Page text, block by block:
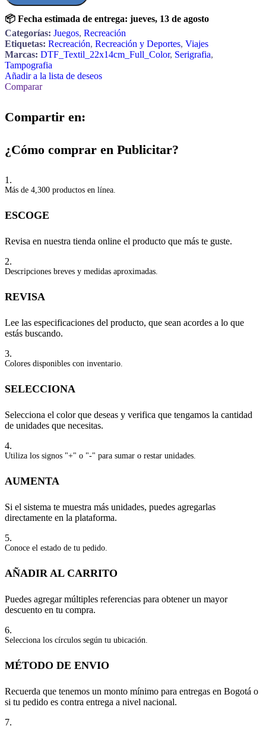
📦 Fecha estimada de entrega: jueves, 13 de agosto
Categorías: Juegos, Recreación
Etiquetas: Recreación, Recreación y Deportes, Viajes
Marcas: DTF_Textil_22x14cm_Full_Color, Serigrafia,
Tampografia
Añadir a la lista de deseos
Comparar
Compartir en:
¿Cómo comprar en Publicitar?
1.
Más de 4,300 productos en línea.
ESCOGE
Revisa en nuestra tienda online el producto que más te guste.
2.
Descripciones breves y medidas aproximadas.
REVISA
Lee las especificaciones del producto, que sean acordes a lo que
estás buscando.
3.
Colores disponibles con inventario.
SELECCIONA
Selecciona el color que deseas y verifica que tengamos la cantidad
de unidades que necesitas.
4.
Utiliza los signos "+" o "-" para sumar o restar unidades.
AUMENTA
Si el sistema te muestra más unidades, puedes agregarlas
directamente en la plataforma.
5.
Conoce el estado de tu pedido.
AÑADIR AL CARRITO
Puedes agregar múltiples referencias para obtener un mayor
descuento en tu compra.
6.
Selecciona los círculos según tu ubicación.
MÉTODO DE ENVIO
Recuerda que tenemos un monto mínimo para entregas en Bogotá o
si tu pedido es contra entrega a nivel nacional.
7.